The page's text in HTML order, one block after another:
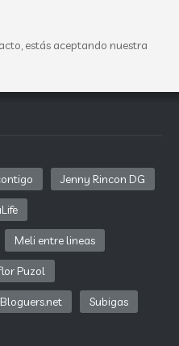
estás aceptando nuestra
Jenny Rincon DG
Meli entre lineas
Puzol
Bloguers.net Subigas